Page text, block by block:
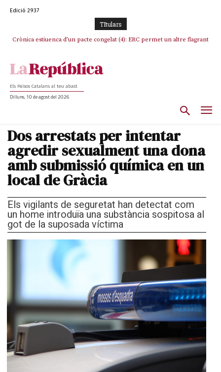
Edició 2937
TItulars
Crònica estiuenca d’un pacte congelat (4): ERC permet un altre flagrant
Rufián boicoteja l’estratègia d’acostament a Junts d’Oriol Junqueras
Els Països Catalans al teu abast
Dilluns, 10 de agost del 2026
Dos arrestats per intentar
agredir sexualment una dona
amb submissió química en un
local de Gràcia
Els vigilants de seguretat han detectat com
un home introduïa una substància sospitosa al
got de la suposada víctima